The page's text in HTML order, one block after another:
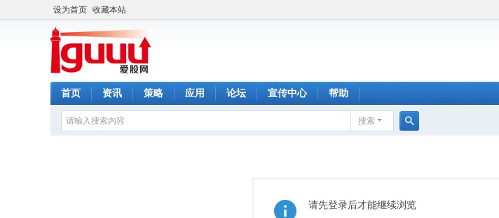
设为首页 收藏本站
首页 资讯 策略 应用 论坛 宣传中心 帮助
搜索
请先登录后才能继续浏览